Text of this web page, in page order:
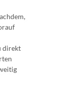
direkt